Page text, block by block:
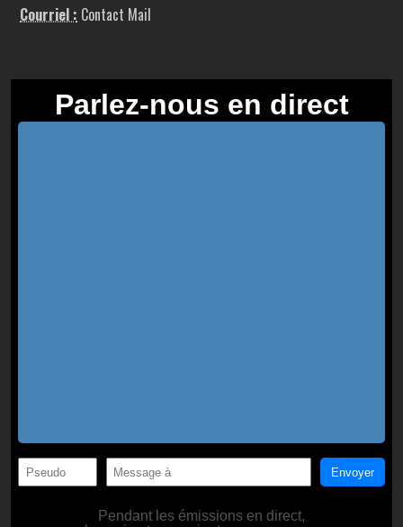
Courriel : Contact Mail